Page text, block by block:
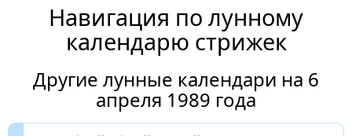
Навигация по лунному
календарю стрижек
Другие лунные календари на 6
апреля 1989 года